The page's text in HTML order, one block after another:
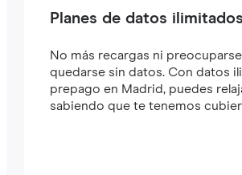
Planes de datos ilimitados
No más recargas ni
quedarse sin datos. Con datos
prepago en Madrid, puedes
sabiendo que te tenemos